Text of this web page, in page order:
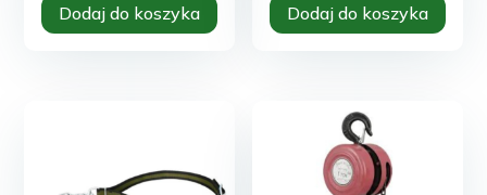
Dodaj do koszyka Dodaj do koszyka